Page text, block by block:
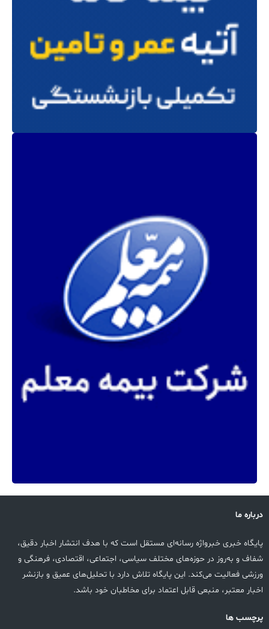
درباره ما
پایگاه خبری خبرواژه رسانه‌ای مستقل است که با هدف انتشار اخبار دقیق،
شفاف و به‌روز در حوزه‌های مختلف سیاسی، اجتماعی، اقتصادی، فرهنگی و
ورزشی فعالیت می‌کند. این پایگاه تلاش دارد با تحلیل‌های عمیق و بازنشر
اخبار معتبر، منبعی قابل اعتماد برای مخاطبان خود باشد.
پرچسب ها